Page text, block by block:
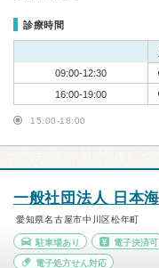
診療時間
09:00-12:30
16:00-19:00
15:00-18:00
一般社団法人 日本
愛知県名古屋市中川区松年町
駐車場あり 電子決済可
電子処方せん対応